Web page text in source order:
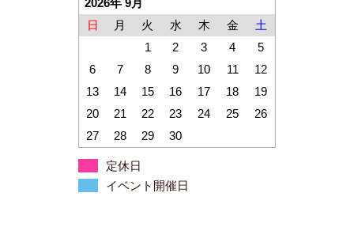
2026年 9月
日
月 火 水 木 金
土
1
2 3 4
5
6
7 8 9 10 11
12
13
14 15 16 17 18
19
20
21 22 23 24 25
26
27
28 29 30
定休日
イベント開催日